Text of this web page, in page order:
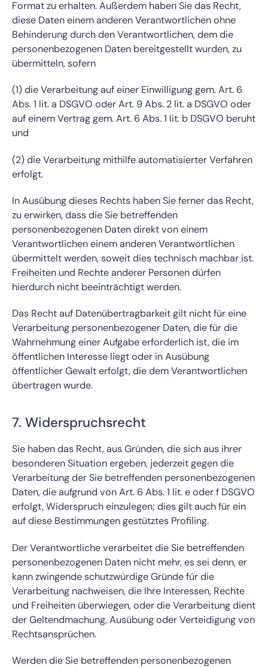
Format zu erhalten. Außerdem haben Sie das Recht,
diese Daten einem anderen Verantwortlichen ohne
Behinderung durch den Verantwortlichen, dem die
personenbezogenen Daten bereitgestellt wurden, zu
übermitteln, sofern
(1) die Verarbeitung auf einer Einwilligung gem. Art. 6
Abs. 1 lit. a DSGVO oder Art. 9 Abs. 2 lit. a DSGVO oder
auf einem Vertrag gem. Art. 6 Abs. 1 lit. b DSGVO beruht
und
(2) die Verarbeitung mithilfe automatisierter Verfahren
erfolgt.
In Ausübung dieses Rechts haben Sie ferner das Recht,
zu erwirken, dass die Sie betreffenden
personenbezogenen Daten direkt von einem
Verantwortlichen einem anderen Verantwortlichen
übermittelt werden, soweit dies technisch machbar ist.
Freiheiten und Rechte anderer Personen dürfen
hierdurch nicht beeinträchtigt werden.
Das Recht auf Datenübertragbarkeit gilt nicht für eine
Verarbeitung personenbezogener Daten, die für die
Wahrnehmung einer Aufgabe erforderlich ist, die im
öffentlichen Interesse liegt oder in Ausübung
öffentlicher Gewalt erfolgt, die dem Verantwortlichen
übertragen wurde.
7. Widerspruchsrecht
Sie haben das Recht, aus Gründen, die sich aus ihrer
besonderen Situation ergeben, jederzeit gegen die
Verarbeitung der Sie betreffenden personenbezogenen
Daten, die aufgrund von Art. 6 Abs. 1 lit. e oder f DSGVO
erfolgt, Widerspruch einzulegen; dies gilt auch für ein
auf diese Bestimmungen gestütztes Profiling.
Der Verantwortliche verarbeitet die Sie betreffenden
personenbezogenen Daten nicht mehr, es sei denn, er
kann zwingende schutzwürdige Gründe für die
Verarbeitung nachweisen, die Ihre Interessen, Rechte
und Freiheiten überwiegen, oder die Verarbeitung dient
der Geltendmachung, Ausübung oder Verteidigung von
Rechtsansprüchen.
Werden die Sie betreffenden personenbezogenen